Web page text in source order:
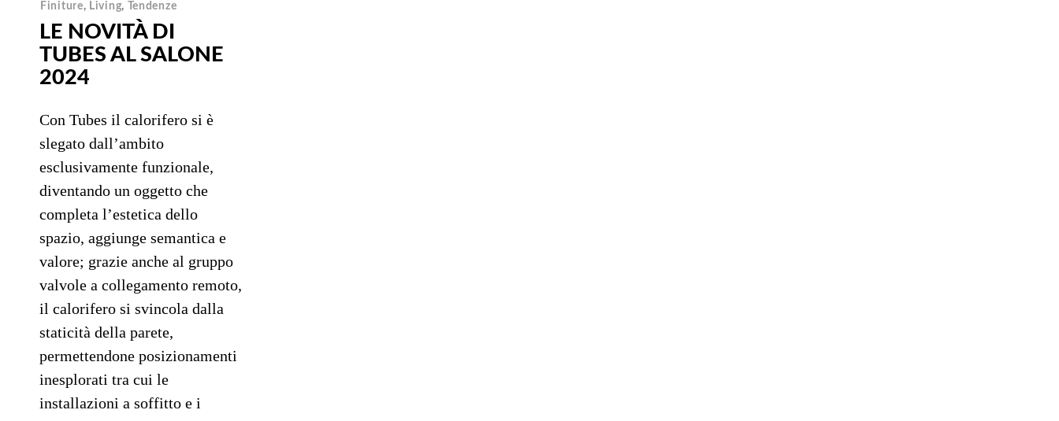
Finiture, Living, Tendenze
LE NOVITÀ DI
TUBES AL SALONE
2024
Con Tubes il calorifero si è
slegato dall’ambito
esclusivamente funzionale,
diventando un oggetto che
completa l’estetica dello
spazio, aggiunge semantica e
valore; grazie anche al gruppo
valvole a collegamento remoto,
il calorifero si svincola dalla
staticità della parete,
permettendone posizionamenti
inesplorati tra cui le
installazioni a soffitto e i